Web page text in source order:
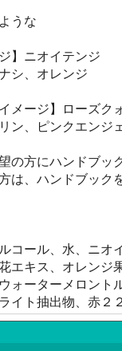
うな
】ニオイテンジ
シ、オレンジ
メージ】ローズク
ン、ピンクエンジ
の方にハンドブッ
は、ハンドブック
コール、水、ニオ
エキス、オレンジ
ォーターメロント
イト抽出物、赤２